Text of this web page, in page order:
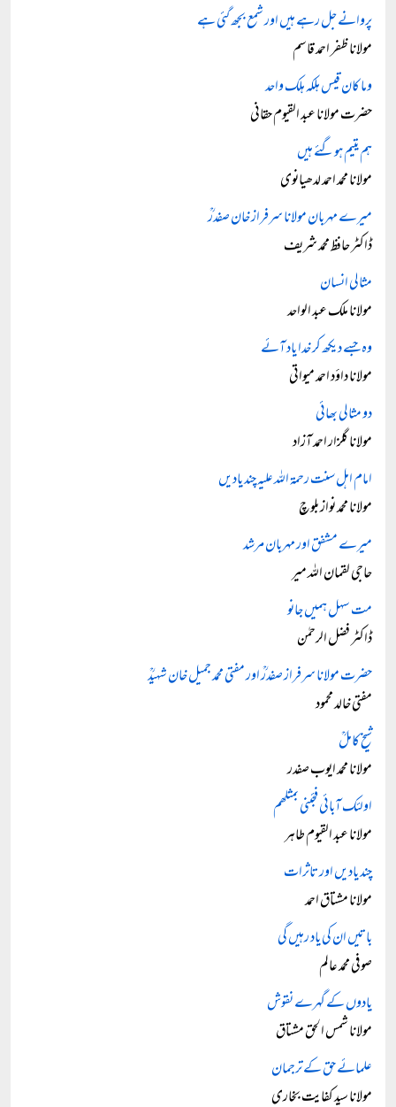
پروانے جل رہے ہیں اور شمع بجھ گئی ہے
مولانا ظفر احمد قاسم
وما کان قیس ہلکہ ہلک واحد
حضرت مولانا عبد القیوم حقانی
ہم یتیم ہوگئے ہیں
مولانا محمد احمد لدھیانوی
میرے مہربان مولانا سرفراز خان صفدرؒ
ڈاکٹر حافظ محمد شریف
مثالی انسان
مولانا ملک عبد الواحد
وہ جسے دیکھ کر خدا یاد آئے
مولانا داؤد احمد میواتی
دو مثالی بھائی
مولانا گلزار احمد آزاد
امام اہل سنت رحمۃ اللہ علیہ چند یادیں
مولانا محمد نواز بلوچ
میرے مشفق اور مہربان مرشد
حاجی لقمان اللہ میر
مت سہل ہمیں جانو
ڈاکٹر فضل الرحمٰن
حضرت مولانا سرفراز صفدرؒ اور مفتی محمد جمیل خان شہیدؒ
مفتی خالد محمود
شیخ کاملؒ
مولانا محمد ایوب صفدر
اولئک آبائی فجئنی بمثلھم
مولانا عبد القیوم طاہر
چند یادیں اور تاثرات
مولانا مشتاق احمد
باتیں ان کی یاد رہیں گی
صوفی محمد عالم
یادوں کے گہرے نقوش
مولانا شمس الحق مشتاق
علمائے حق کے ترجمان
مولانا سید کفایت بخاری